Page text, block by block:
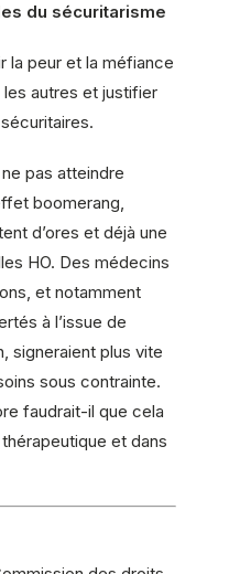
du sécuritarisme
la peur et la méfiance
autres et justifier
pas atteindre
boomerang,
d’ores et déjà une
HO. Des médecins
et notamment
à l’issue de
signeraient plus vite
sous contrainte.
faudrait-il que cela
et dans